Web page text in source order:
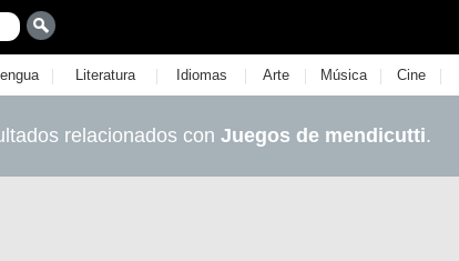
| Literatura | Idiomas | Arte | Música | Cine |
relacionados con Juegos de mendicutti.